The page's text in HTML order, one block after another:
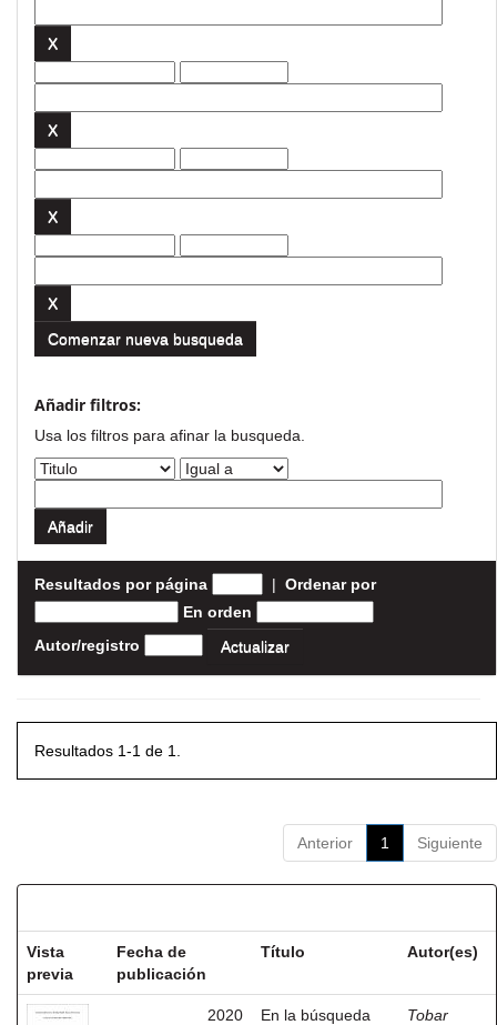
Comenzar nueva busqueda
Añadir filtros:
Usa los filtros para afinar la busqueda.
Resultados por página | Ordenar por
En orden
Autor/registro
Resultados 1-1 de 1.
Anterior 1 Siguiente
Vista
previa
Fecha de
publicación
Título Autor(es)
2020
En la búsqueda
Tobar